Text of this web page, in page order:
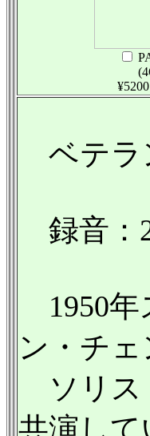
¥5200
ベテラ
録音：
1950年
ン・チェ
ソリス
共演して